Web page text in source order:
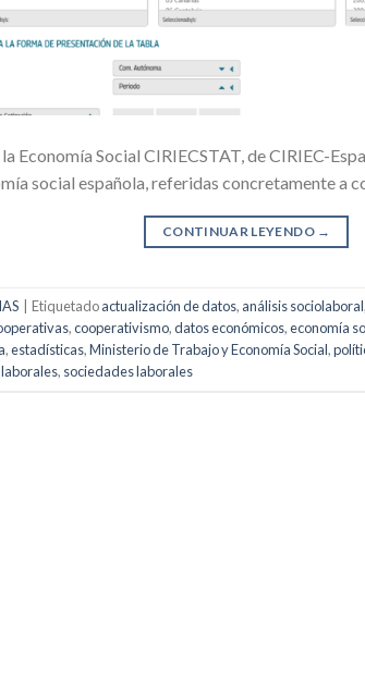
Economía Social CIRIECSTAT, de CIRIEC-
social española, referidas concretamente a
CONTINUAR LEYENDO →
Etiquetadoactualización de datos, análisis sociolaboral,
,cooperativismo,datos económicos,economía
,estadísticas,Ministerio de Trabajo y Economía Social,
, sociedades laborales